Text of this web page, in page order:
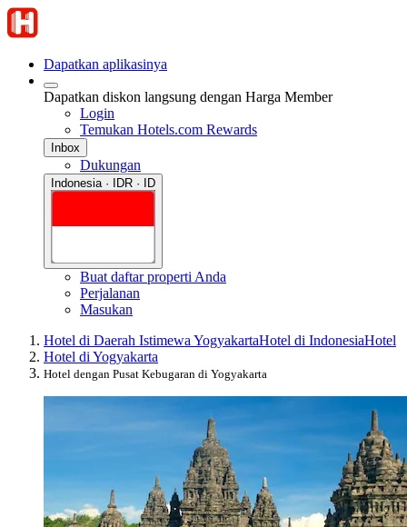
Dapatkan aplikasinya
Dapatkan diskon langsung dengan Harga Member
Login
Temukan Hotels.com Rewards
Inbox
Dukungan
Indonesia · IDR · ID
Buat daftar properti Anda
Perjalanan
Masukan
Hotel di Daerah Istimewa YogyakartaHotel di IndonesiaHotel
Hotel di Yogyakarta
Hotel dengan Pusat Kebugaran di Yogyakarta